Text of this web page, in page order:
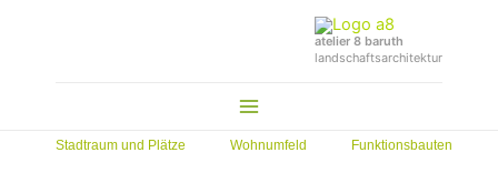
atelier 8 baruth
landschaftsarchitektur
Main
Menu
Stadtraum und Plätze Wohnumfeld Funktionsbauten